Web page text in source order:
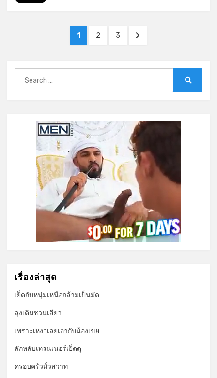
pagination
PAGE
1 PAGE
2 PAGE
3
NEXT
for:
เรื่องล่าสุด
เย็ดกับหนุ่มเหนือกล้ามเป็นมัด
ลุงเติมชวนเสียว
เพราะเหงาเลยเอากับน้องเขย
ลักหลับเทรนเนอร์เย็ดดุ
ครอบครัวมั่วสวาท